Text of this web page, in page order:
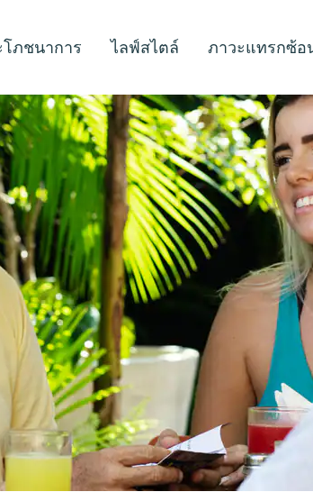
ภชนาการ ไลฟ์สไตล์ ภาวะแทรกซ้อ